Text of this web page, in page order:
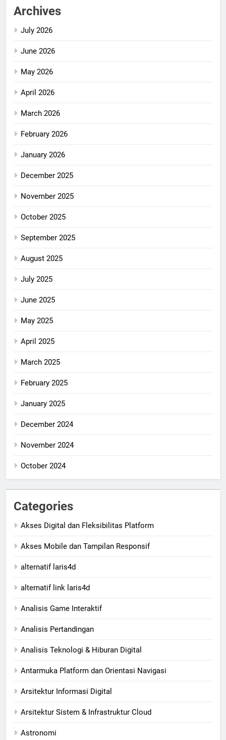
Archives
July 2026
June 2026
May 2026
April 2026
March 2026
February 2026
January 2026
December 2025
November 2025
October 2025
September 2025
August 2025
July 2025
June 2025
May 2025
April 2025
March 2025
February 2025
January 2025
December 2024
November 2024
October 2024
Categories
Akses Digital dan Fleksibilitas Platform
Akses Mobile dan Tampilan Responsif
alternatif laris4d
alternatif link laris4d
Analisis Game Interaktif
Analisis Pertandingan
Analisis Teknologi & Hiburan Digital
Antarmuka Platform dan Orientasi Navigasi
Arsitektur Informasi Digital
Arsitektur Sistem & Infrastruktur Cloud
Astronomi